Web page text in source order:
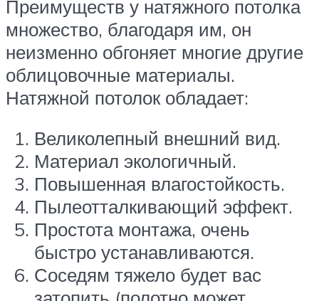
Преимуществ у натяжного потолка
множество, благодаря им, он
неизменно обгоняет многие другие
облицовочные материалы.
Натяжной потолок обладает:
Великолепный внешний вид.
Материал экологичный.
Повышенная влагостойкость.
Пылеотталкивающий эффект.
Простота монтажа, очень
быстро устанавливаются.
Соседям тяжело будет вас